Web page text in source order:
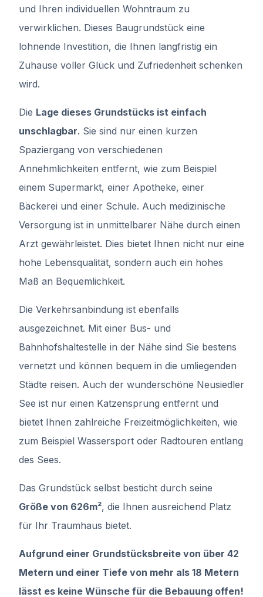
und Ihren individuellen Wohntraum zu
verwirklichen. Dieses Baugrundstück eine
lohnende Investition, die Ihnen langfristig ein
Zuhause voller Glück und Zufriedenheit schenken
wird.
Die Lage dieses Grundstücks ist einfach
unschlagbar. Sie sind nur einen kurzen
Spaziergang von verschiedenen
Annehmlichkeiten entfernt, wie zum Beispiel
einem Supermarkt, einer Apotheke, einer
Bäckerei und einer Schule. Auch medizinische
Versorgung ist in unmittelbarer Nähe durch einen
Arzt gewährleistet. Dies bietet Ihnen nicht nur eine
hohe Lebensqualität, sondern auch ein hohes
Maß an Bequemlichkeit.
Die Verkehrsanbindung ist ebenfalls
ausgezeichnet. Mit einer Bus- und
Bahnhofshaltestelle in der Nähe sind Sie bestens
vernetzt und können bequem in die umliegenden
Städte reisen. Auch der wunderschöne Neusiedler
See ist nur einen Katzensprung entfernt und
bietet Ihnen zahlreiche Freizeitmöglichkeiten, wie
zum Beispiel Wassersport oder Radtouren entlang
des Sees.
Das Grundstück selbst besticht durch seine
Größe von 626m², die Ihnen ausreichend Platz
für Ihr Traumhaus bietet.
Aufgrund einer Grundstücksbreite von über 42
Metern und einer Tiefe von mehr als 18 Metern
lässt es keine Wünsche für die Bebauung offen!